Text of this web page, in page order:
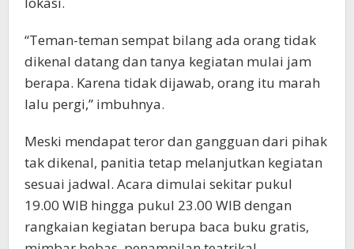
“Teman-teman sempat bilang ada orang tidak
dikenal datang dan tanya kegiatan mulai jam
berapa. Karena tidak dijawab, orang itu marah
lalu pergi,” imbuhnya.
Meski mendapat teror dan gangguan dari pihak
tak dikenal, panitia tetap melanjutkan kegiatan
sesuai jadwal. Acara dimulai sekitar pukul
19.00 WIB hingga pukul 23.00 WIB dengan
rangkaian kegiatan berupa baca buku gratis,